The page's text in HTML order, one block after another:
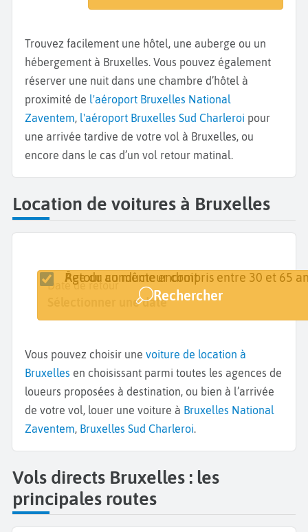
Trouvez facilement une hôtel, une auberge ou un
hébergement à Bruxelles. Vous pouvez également
réserver une nuit dans une chambre d’hôtel à
proximité de l'aéroport Bruxelles National
Zaventem, l'aéroport Bruxelles Sud Charleroi pour
une arrivée tardive de votre vol à Bruxelles, ou
encore dans le cas d’un vol retour matinal.
Location de voitures à Bruxelles
Lieu de retrait
Date de retrait
Sélectionner une date
Date de retour
Sélectionner une date
Retour au même endroit
Âge du conducteur compris entre 30 et 65
Rechercher
Vous pouvez choisir une voiture de location à
Bruxelles en choisissant parmi toutes les agences de
loueurs proposées à destination, ou bien à l’arrivée
de votre vol, louer une voiture à Bruxelles National
Zaventem, Bruxelles Sud Charleroi.
Vols directs Bruxelles : les
principales routes